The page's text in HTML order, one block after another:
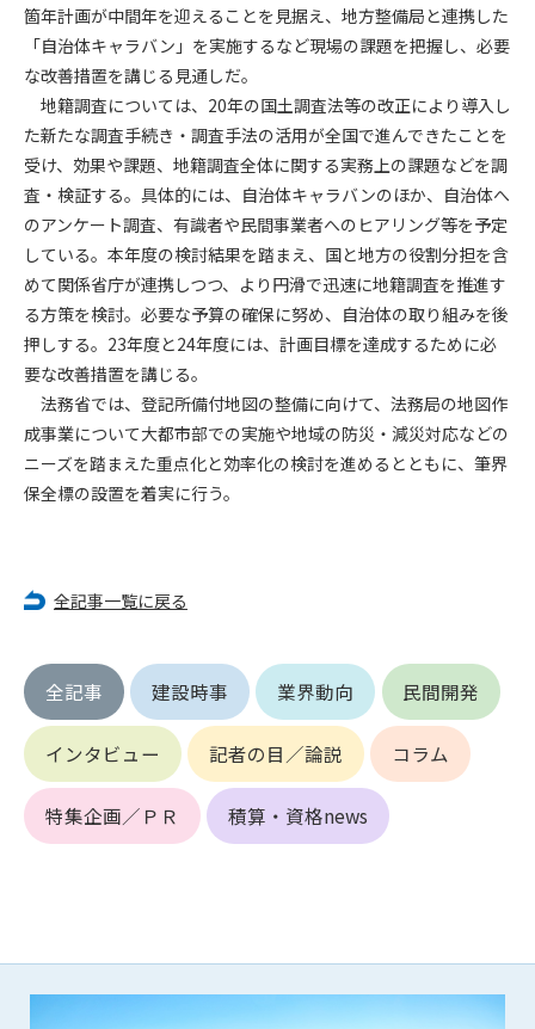
箇年計画が中間年を迎えることを見据え、地方整備局と連携した
「自治体キャラバン」を実施するなど現場の課題を把握し、必要
な改善措置を講じる見通しだ。
地籍調査については、20年の国土調査法等の改正により導入し
た新たな調査手続き・調査手法の活用が全国で進んできたことを
受け、効果や課題、地籍調査全体に関する実務上の課題などを調
査・検証する。具体的には、自治体キャラバンのほか、自治体へ
のアンケート調査、有識者や民間事業者へのヒアリング等を予定
している。本年度の検討結果を踏まえ、国と地方の役割分担を含
めて関係省庁が連携しつつ、より円滑で迅速に地籍調査を推進す
る方策を検討。必要な予算の確保に努め、自治体の取り組みを後
押しする。23年度と24年度には、計画目標を達成するために必
要な改善措置を講じる。
法務省では、登記所備付地図の整備に向けて、法務局の地図作
成事業について大都市部での実施や地域の防災・減災対応などの
ニーズを踏まえた重点化と効率化の検討を進めるとともに、筆界
保全標の設置を着実に行う。
全記事一覧に戻る
全記事 建設時事 業界動向 民間開発
インタビュー 記者の目／論説 コラム
特集企画／ＰＲ 積算・資格news
ちに全ての会員が了承したものとみなします。
第4条（会員審査および資格の取り消し）
会員とは、本規約を承諾の上、所定の会員申込手続きを完了
後、管理者がこれを承認した者をいいます。
第4条（会員の定義と登録）
1. 管理者は前条により審査の結果、会員申込みをした者が以下
の何れかの項目に該当することがわかった場合、その者の会
員としての権限を承認しないことがあります。
(1) 会員申し込みをした者が実在しなかった場合
(2) 本規約に違反した場合/li>
(3) 会員申し込みの際、申告事項に虚偽があった場合
(4) 会員申込者が管理者所定の手続き通りに会員申込手続き処
理を行わなかった場合
(5) その他管理者が会員とすることを不適当と判断した場合
2. 管理者は承認後であっても承認した会員が前項の何れかに該
当することが判明した場合、会員資格を取り消すことがあり
ます。
用および管理について責任を負うものとします。
その他形態を問わず、第三者に利用させることはできませ
ん。
3. 会員は、IDおよびパスワードの管理不十分、使用上の過誤、
第三者（他の会員を含む）の使用等による損害について責任
を負うものとし、管理者は一切責任を負いません。
第6条（会員の禁止事項）
1. 会員は建設資料館WEB上で以下の行為をしないものとしま
(2) 第三者または管理者の財産、プライバシー等を侵害する行
(3) 第三者または管理者を誹謗中傷する行為